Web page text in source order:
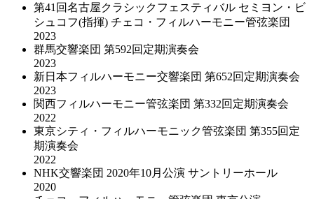
第41回名古屋クラシックフェスティバル セミヨン・ビ
シュコフ(指揮) チェコ・フィルハーモニー管弦楽団
2023
群馬交響楽団 第592回定期演奏会
2023
新日本フィルハーモニー交響楽団 第652回定期演奏会
2023
関西フィルハーモニー管弦楽団 第332回定期演奏会
2022
東京シティ・フィルハーモニック管弦楽団 第355回定
期演奏会
2022
NHK交響楽団 2020年10⽉公演 サントリーホール
2020